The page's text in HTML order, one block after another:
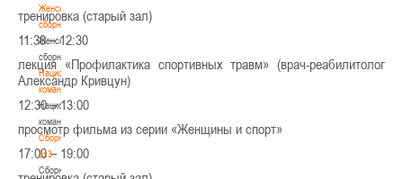
Женские
сборные
Женские
сборные
Национальная
команда
Национальная
команда
Сборные
3х3
Сборные
тренировка (старый зал)
11:30 – 12:30
лекция «Профилактика спортивных травм» (врач-реабилитолог
Александр Кривцун)
12:30 – 13:00
просмотр фильма из серии «Женщины и спорт»
17:00 – 19:00